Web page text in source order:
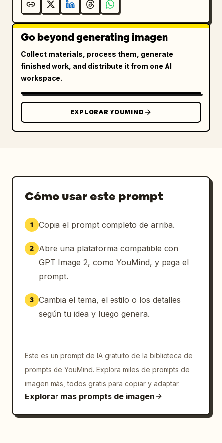
Go beyond generating imagen
Collect materials, process them, generate
finished work, and distribute it from one AI
workspace.
EXPLORAR YOUMIND
Cómo usar este prompt
1 Copia el prompt completo de arriba.
2
Abre una plataforma compatible con
GPT Image 2, como YouMind, y pega el
prompt.
3 Cambia el tema, el estilo o los detalles
según tu idea y luego genera.
Este es un prompt de IA gratuito de la biblioteca de
prompts de YouMind. Explora miles de prompts de
imagen más, todos gratis para copiar y adaptar.
Explorar más prompts de imagen